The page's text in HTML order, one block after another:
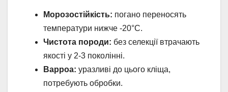
Морозостійкість: погано переносять
температури нижче -20°C.
Чистота породи: без селекції втрачають
якості у 2-3 поколінні.
Варроа: уразливі до цього кліща,
потребують обробки.